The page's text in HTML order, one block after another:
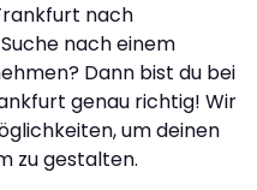
nach
nach einem
Dann bist du bei
genau richtig! Wir
um deinen
zu gestalten.